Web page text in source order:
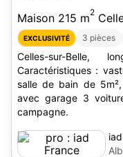
Maison 215 m2
EXCLUSIVITÉ 3 pièces
Celles-sur-Belle,
Caractéristiques :
salle de bain de
avec garage 3
campagne.